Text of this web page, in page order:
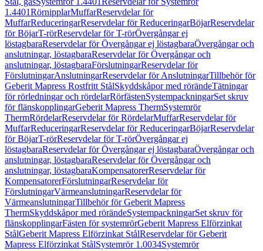
1.4401RörnipplarMuffarReservdelar för
MuffarReduceringarReservdelar för ReduceringarBöjarReservdelar
för BöjarT-rörReservdelar för T-rörÖvergångar ej
löstagbaraReservdelar för Övergångar ej löstagbaraÖvergångar och
anslutningar, löstagbaraReservdelar för Övergångar och
anslutningar, löstagbaraFörslutningarReservdelar för
FörslutningarAnslutningarReservdelar för AnslutningarTillbehör för
Geberit Mapress Rostfritt StålSkyddskåpor med rörändeTätningar
för rörledningar och rördelarRörfästenSystempackningarSet skruv
för flänskopplingarGeberit Mapress ThermSystemrör
ThermRördelarReservdelar för RördelarMuffarReservdelar för
MuffarReduceringarReservdelar för ReduceringarBöjarReservdelar
för BöjarT-rörReservdelar för T-rörÖvergångar ej
löstagbaraReservdelar för Övergångar ej löstagbaraÖvergångar och
anslutningar, löstagbaraReservdelar för Övergångar och
anslutningar, löstagbaraKompensatorerReservdelar för
KompensatorerFörslutningarReservdelar för
FörslutningarVärmeanslutningarReservdelar för
VärmeanslutningarTillbehör för Geberit Mapress
ThermSkyddskåpor med rörändeSystempackningarSet skruv för
flänskopplingarFästen för systemrörGeberit Mapress Elförzinkat
StålGeberit Mapress Elförzinkat StålReservdelar för Geberit
Mapress Elförzinkat StålSystemrör 1.0034Systemrör